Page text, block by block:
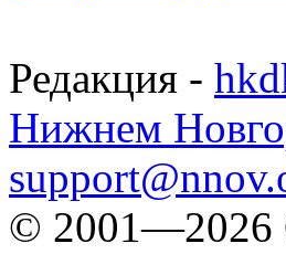
Редакция -
Нижнем
© 2001—2026